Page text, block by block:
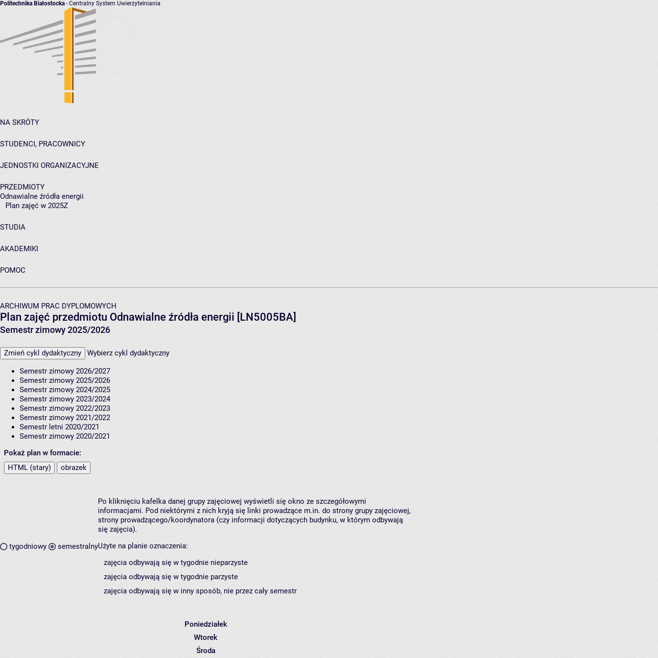
Politechnika Białostocka - Centralny System Uwierzytelniania
NA SKRÓTY
STUDENCI, PRACOWNICY
JEDNOSTKI ORGANIZACYJNE
PRZEDMIOTY
Odnawialne źródła energii
Plan zajęć w 2025Z
STUDIA
AKADEMIKI
POMOC
ARCHIWUM PRAC DYPLOMOWYCH
Plan zajęć przedmiotu Odnawialne źródła energii [LN5005BA]
Semestr zimowy 2025/2026
Zmień cykl dydaktyczny Wybierz cykl dydaktyczny
Semestr zimowy 2026/2027
Semestr zimowy 2025/2026
Semestr zimowy 2024/2025
Semestr zimowy 2023/2024
Semestr zimowy 2022/2023
Semestr zimowy 2021/2022
Semestr letni 2020/2021
Semestr zimowy 2020/2021
Pokaż plan w formacie:
HTML (stary)
obrazek
tygodniowy semestralny
Po kliknięciu kafelka danej grupy zajęciowej wyświetli się okno ze szczegółowymi
informacjami. Pod niektórymi z nich kryją się linki prowadzące m.in. do strony grupy zajęciowej,
strony prowadzącego/koordynatora (czy informacji dotyczących budynku, w którym odbywają
się zajęcia).
Użyte na planie oznaczenia:
zajęcia odbywają się w tygodnie nieparzyste
zajęcia odbywają się w tygodnie parzyste
zajęcia odbywają się w inny sposób, nie przez cały semestr
Poniedziałek
Wtorek
Środa